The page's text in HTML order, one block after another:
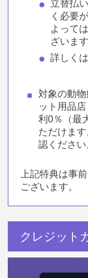
立替払
く必要
よって
ざいます
詳しくは
対象の動
ット用品
利0％（最
ただけま
認ください
上記特典は事
ございます。
クレジット